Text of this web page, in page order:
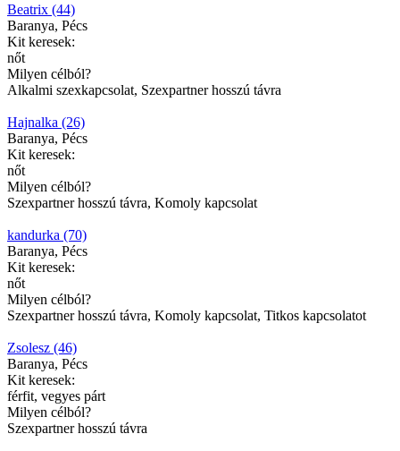
Beatrix (44)
Baranya, Pécs
Kit keresek:
nőt
Milyen célból?
Alkalmi szexkapcsolat, Szexpartner hosszú távra
Hajnalka (26)
Baranya, Pécs
Kit keresek:
nőt
Milyen célból?
Szexpartner hosszú távra, Komoly kapcsolat
kandurka (70)
Baranya, Pécs
Kit keresek:
nőt
Milyen célból?
Szexpartner hosszú távra, Komoly kapcsolat, Titkos kapcsolatot
Zsolesz (46)
Baranya, Pécs
Kit keresek:
férfit, vegyes párt
Milyen célból?
Szexpartner hosszú távra